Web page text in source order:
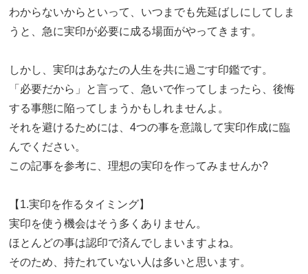
わからないからといって、いつまでも先延ばしにしてしま
うと、急に実印が必要に成る場面がやってきます。
しかし、実印はあなたの人生を共に過ごす印鑑です。
「必要だから」と言って、急いで作ってしまったら、後悔
する事態に陥ってしまうかもしれませんよ。
それを避けるためには、4つの事を意識して実印作成に臨
んでください。
この記事を参考に、理想の実印を作ってみませんか?
【1.実印を作るタイミング】
実印を使う機会はそう多くありません。
ほとんどの事は認印で済んでしまいますよね。
そのため、持たれていない人は多いと思います。